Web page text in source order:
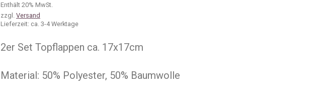
Enthält 20% MwSt.
zzgl. Versand
Lieferzeit: ca. 3-4 Werktage
2er Set Topflappen ca. 17x17cm
Material: 50% Polyester, 50% Baumwolle